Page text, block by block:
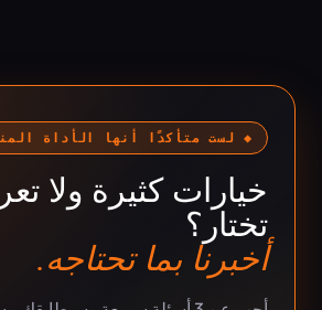
◆ لست متأكدًا أنها الأداة
خيارات كثيرة ولا
تختار؟
أخبرنا بما تحتاجه.